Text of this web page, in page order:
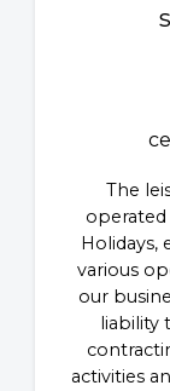
The
operated
Holidays,
various
our
liability
activities